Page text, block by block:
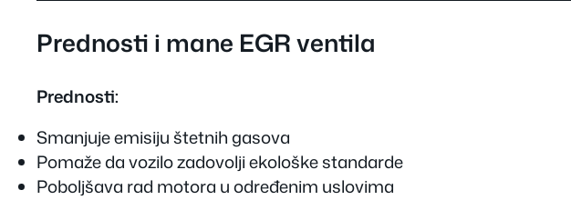
Prednosti i mane EGR ventila
Prednosti:
Smanjuje emisiju štetnih gasova
Pomaže da vozilo zadovolji ekološke standarde
Poboljšava rad motora u određenim uslovima